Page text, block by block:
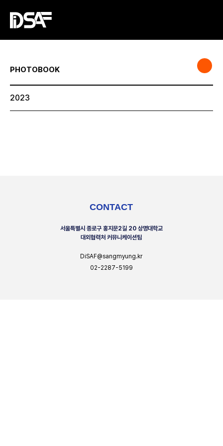
PHOTOBOOK
2023
CONTACT
서울특별시 종로구 홍지문2길 20 상명대학교
대외협력처 커뮤니케이션팀
DiSAF@sangmyung.kr
02-2287-5199